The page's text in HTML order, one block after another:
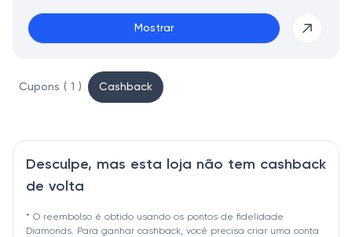
Mostrar
Cupons ( 1 ) Cashback
Desculpe, mas esta loja não tem cashback
de volta
* O reembolso é obtido usando os pontos de fidelidade
Diamonds. Para ganhar cashback, você precisa criar uma conta